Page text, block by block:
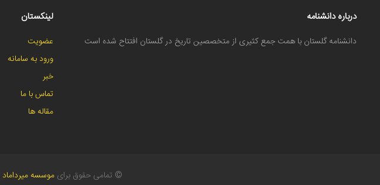
درباره دانشنامه
دانشنامه گلستان با همت جمع کثیری از متخصصین تاریخ در گلستان افتتاح شده است
لینکستان
عضویت
ورود به سامانه
خبر
تماس با ما
مقاله ها
© تمامی حقوق برای موسسه میرداماد